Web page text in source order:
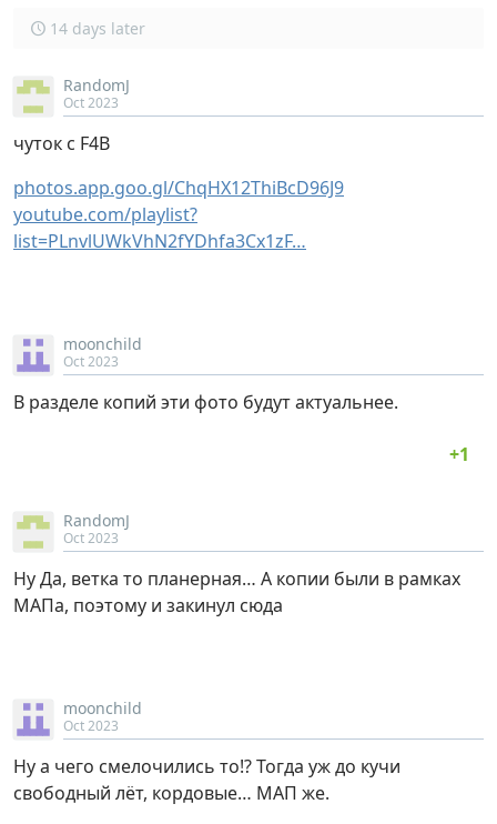
14 days later
RandomJ
Oct 2023
чуток с F4B
photos.app.goo.gl/ChqHX12ThiBcD96J9
youtube.com/playlist?
list=PLnvlUWkVhN2fYDhfa3Cx1zF…
moonchild
Oct 2023
В разделе копий эти фото будут актуальнее.
RandomJ
Oct 2023
Ну Да, ветка то планерная… А копии были в рамках
МАПа, поэтому и закинул сюда
moonchild
Oct 2023
Ну а чего смелочились то!? Тогда уж до кучи
свободный лёт, кордовые… МАП же.